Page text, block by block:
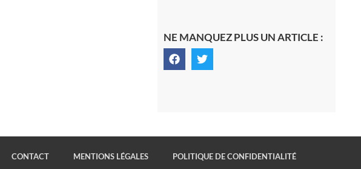
NE MANQUEZ PLUS UN ARTICLE :
CONTACT MENTIONS LÉGALES POLITIQUE DE CONFIDENTIALITÉ